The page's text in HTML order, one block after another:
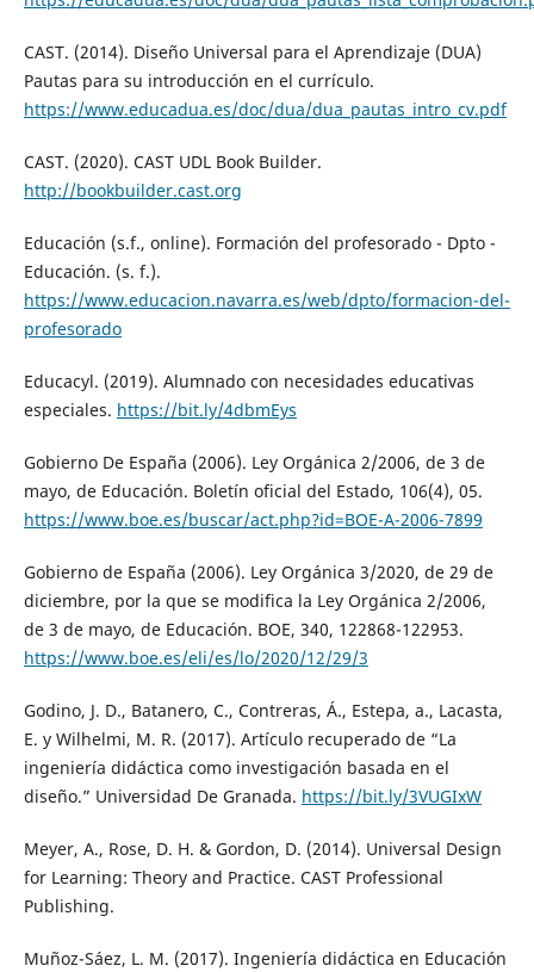
CAST. (2014). Diseño Universal para el Aprendizaje (DUA)
Pautas para su introducción en el currículo.
https://www.educadua.es/doc/dua/dua_pautas_intro_cv.pdf
CAST. (2020). CAST UDL Book Builder.
http://bookbuilder.cast.org
Educación (s.f., online). Formación del profesorado - Dpto -
Educación. (s. f.).
https://www.educacion.navarra.es/web/dpto/formacion-del-
profesorado
Educacyl. (2019). Alumnado con necesidades educativas
especiales. https://bit.ly/4dbmEys
Gobierno De España (2006). Ley Orgánica 2/2006, de 3 de
mayo, de Educación. Boletín oficial del Estado, 106(4), 05.
https://www.boe.es/buscar/act.php?id=BOE-A-2006-7899
Gobierno de España (2006). Ley Orgánica 3/2020, de 29 de
diciembre, por la que se modifica la Ley Orgánica 2/2006,
de 3 de mayo, de Educación. BOE, 340, 122868-122953.
https://www.boe.es/eli/es/lo/2020/12/29/3
Godino, J. D., Batanero, C., Contreras, Á., Estepa, a., Lacasta,
E. y Wilhelmi, M. R. (2017). Artículo recuperado de “La
ingeniería didáctica como investigación basada en el
diseño.” Universidad De Granada. https://bit.ly/3VUGIxW
Meyer, A., Rose, D. H. & Gordon, D. (2014). Universal Design
for Learning: Theory and Practice. CAST Professional
Publishing.
Muñoz-Sáez, L. M. (2017). Ingeniería didáctica en Educación